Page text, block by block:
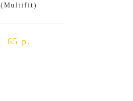
(Multifit)
65 р.